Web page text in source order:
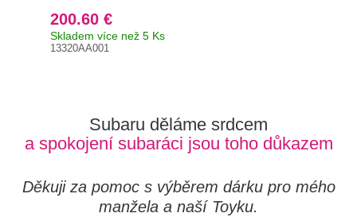
200.60 €
Skladem více než 5 Ks
13320AA001
Subaru děláme srdcem
a spokojení subaráci jsou toho důkazem
Děkuji za pomoc s výběrem dárku pro mého
manžela a naší Toyku.